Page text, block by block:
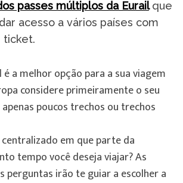
passes múltiplos da Eurail que
acesso a vários países com
ticket.
a melhor opção para a sua viagem
considere primeiramente o seu
poucos trechos ou trechos
em que parte da
tempo você deseja viajar? As
perguntas irão te guiar a escolher a